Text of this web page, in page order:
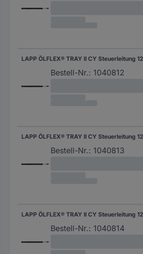
Bestell-Nr.: 1040812
Bestell-Nr.: 1040813
Bestell-Nr.: 1040814